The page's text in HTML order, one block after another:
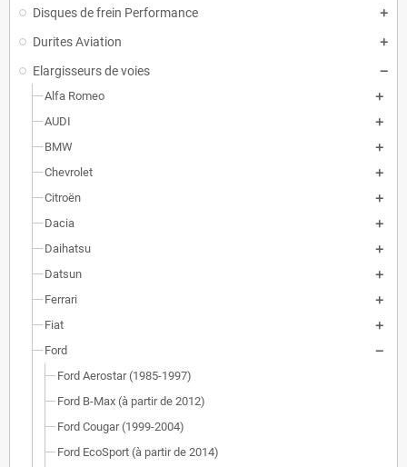
Disques de frein Performance
Durites Aviation
Elargisseurs de voies
Alfa Romeo
AUDI
BMW
Chevrolet
Citroën
Dacia
Daihatsu
Datsun
Ferrari
Fiat
Ford
Ford Aerostar (1985-1997)
Ford B-Max (à partir de 2012)
Ford Cougar (1999-2004)
Ford EcoSport (à partir de 2014)